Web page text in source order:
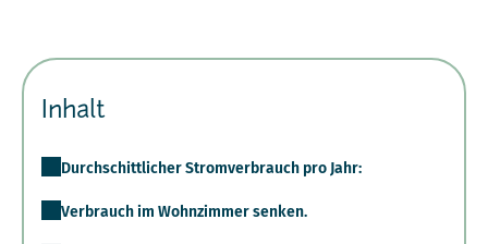
Inhalt
Durchschittlicher Stromverbrauch pro Jahr:
Verbrauch im Wohnzimmer senken.